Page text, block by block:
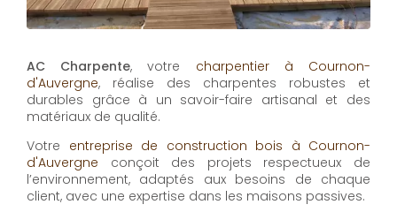
AC Charpente, votre charpentier à Cournon-
d'Auvergne, réalise des charpentes robustes et
durables grâce à un savoir-faire artisanal et des
matériaux de qualité.
Votre entreprise de construction bois à Cournon-
d'Auvergne conçoit des projets respectueux de
l’environnement, adaptés aux besoins de chaque
client, avec une expertise dans les maisons passives.